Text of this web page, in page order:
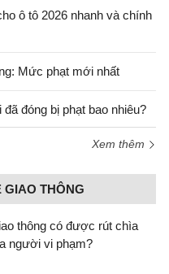
ô tô 2026 nhanh và chính
Mức phạt mới nhất
đóng bị phạt bao nhiêu?
Xem thêm
GIAO THÔNG
thông có được rút chìa
người vi phạm?